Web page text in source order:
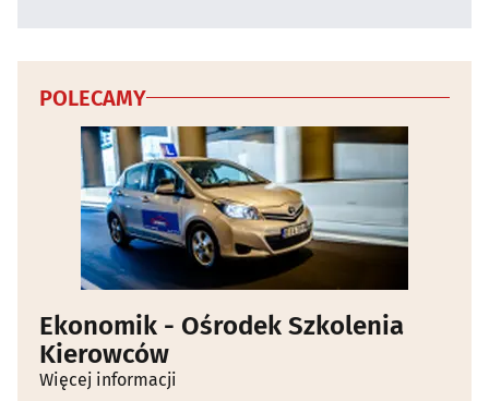
POLECAMY
Ekonomik - Ośrodek Szkolenia
Kierowców
Więcej informacji